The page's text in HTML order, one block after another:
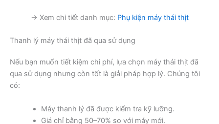
→ Xem chi tiết danh mục: Phụ kiện máy thái thịt
Thanh lý máy thái thịt đã qua sử dụng
Nếu bạn muốn tiết kiệm chi phí, lựa chọn máy thái thịt đã
qua sử dụng nhưng còn tốt là giải pháp hợp lý. Chúng tôi
có:
Máy thanh lý đã được kiểm tra kỹ lưỡng.
Giá chỉ bằng 50–70% so với máy mới.